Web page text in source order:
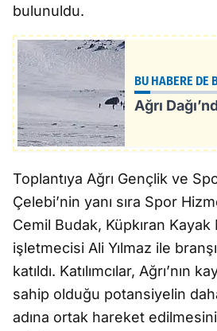
bulunuldu.
BU HABERE DE
Ağrı
Toplantıya Ağrı Gençlik ve
Çelebi’nin yanı sıra Spor
Cemil Budak, Küpkıran
işletmecisi Ali Yılmaz ile
katıldı. Katılımcılar, Ağrı’nın
sahip olduğu potansiyelin
adına ortak hareket